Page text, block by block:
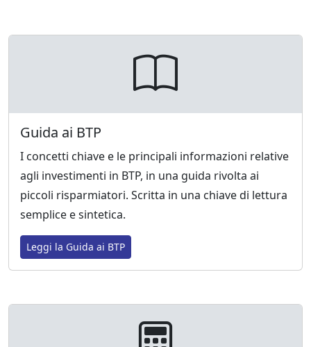
Guida ai BTP
I concetti chiave e le principali informazioni relative
agli investimenti in BTP, in una guida rivolta ai
piccoli risparmiatori. Scritta in una chiave di lettura
semplice e sintetica.
Leggi la Guida ai BTP